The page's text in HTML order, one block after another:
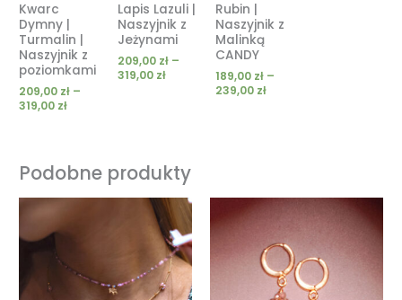
Kwarc
Dymny |
Turmalin |
Naszyjnik z
poziomkami
209,00 zł –
319,00 zł
Lapis Lazuli |
Naszyjnik z
Jeżynami
209,00 zł –
319,00 zł
Rubin |
Naszyjnik z
Malinką
CANDY
189,00 zł –
239,00 zł
Podobne produkty
Zakres
cen:
139,00 zł
179,00 zł